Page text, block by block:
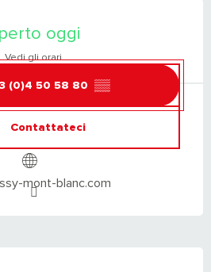
oggi
Vedi gli orari
(0)4 50 58 80 ▒▒
Contattateci
mont-blanc.com